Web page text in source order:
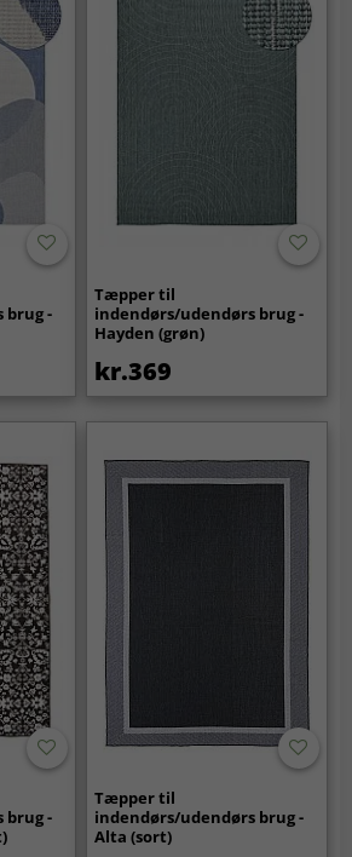
brug -
Tæpper til
indendørs/udendørs brug -
Hayden (grøn)
kr.369
brug -
Tæpper til
indendørs/udendørs brug -
Alta (sort)